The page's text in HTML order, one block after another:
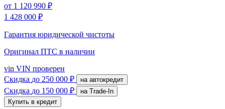
от 1 120 990 ₽
1 428 000 ₽
Гарантия юридической чистоты
Оригинал ПТС в наличии
vin VIN проверен
Скидка до 250 000 ₽ на автокредит
Скидка до 150 000 ₽
на Trade-In
Купить в кредит